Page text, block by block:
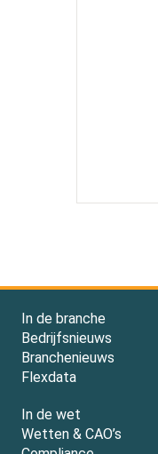
In de branche
Bedrijfsnieuws
Branchenieuws
Flexdata
In de wet
Wetten & CAO’s